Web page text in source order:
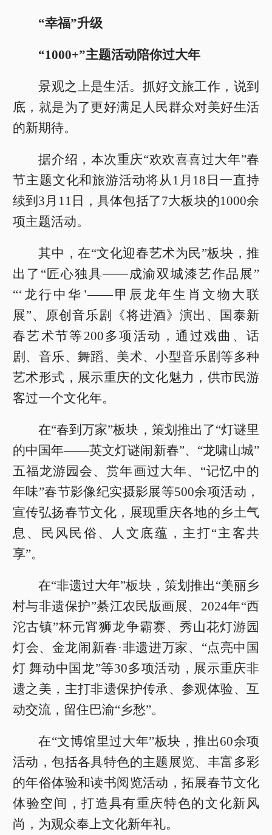
“幸福”升级
“1000+”主题活动陪你过大年
景观之上是生活。抓好文旅工作，说到
底，就是为了更好满足人民群众对美好生活
的新期待。
据介绍，本次重庆“欢欢喜喜过大年”春
节主题文化和旅游活动将从1月18日一直持
续到3月11日，具体包括了7大板块的1000余
项主题活动。
其中，在“文化迎春艺术为民”板块，推
出了“匠心独具——成渝双城漆艺作品展”
“‘龙行中华’——甲辰龙年生肖文物大联
展”、原创音乐剧《将进酒》演出、国泰新
春艺术节等200多项活动，通过戏曲、话
剧、音乐、舞蹈、美术、小型音乐剧等多种
艺术形式，展示重庆的文化魅力，供市民游
客过一个文化年。
在“春到万家”板块，策划推出了“灯谜里
的中国年——英文灯谜闹新春”、“龙啸山城”
五福龙游园会、赏年画过大年、“记忆中的
年味”春节影像纪实摄影展等500余项活动，
宣传弘扬春节文化，展现重庆各地的乡土气
息、民风民俗、人文底蕴，主打“主客共
享”。
在“非遗过大年”板块，策划推出“美丽乡
村与非遗保护”綦江农民版画展、2024年“西
沱古镇”杯元宵狮龙争霸赛、秀山花灯游园
灯会、金龙闹新春·非遗进万家、“点亮中国
灯 舞动中国龙”等30多项活动，展示重庆非
遗之美，主打非遗保护传承、参观体验、互
动交流，留住巴渝“乡愁”。
在“文博馆里过大年”板块，推出60余项
活动，包括各具特色的主题展览、丰富多彩
的年俗体验和读书阅览活动，拓展春节文化
体验空间，打造具有重庆特色的文化新风
尚，为观众奉上文化新年礼。